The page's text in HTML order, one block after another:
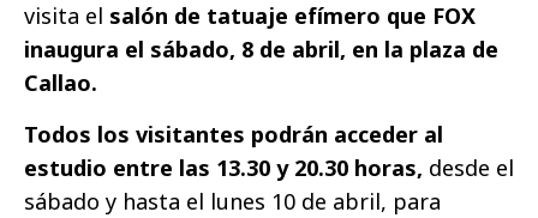
visita el salón de tatuaje efímero que FOX
inaugura el sábado, 8 de abril, en la plaza de
Callao.
Todos los visitantes podrán acceder al
estudio entre las 13.30 y 20.30 horas, desde el
sábado y hasta el lunes 10 de abril, para